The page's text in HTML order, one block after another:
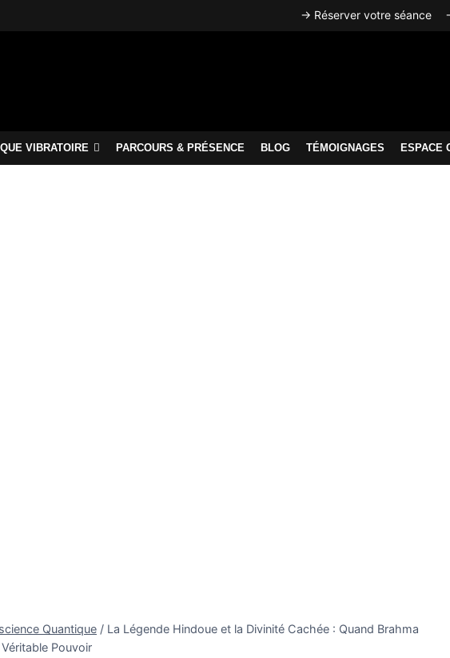
→ Réserver votre séance
VIBRATOIRE PARCOURS & PRÉSENCE BLOG TÉMOIGNAGES ESPACE
Quantique / La Légende Hindoue et la Divinité Cachée : Quand Brahma
Pouvoir